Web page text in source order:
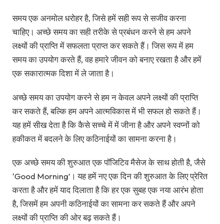
समय एक अनमोल धरोहर है, जिसे हमें सही रूप से सजीव करना
चाहिए। अच्छे समय का सही तरीके से प्रबंधन करने से हम अपने
लक्ष्यों की प्राप्ति में सफलता प्राप्त कर सकते हैं। जिस रूप में हम
समय का उपयोग करते हैं, वह हमारे जीवन को बनाए रखता है और हमें
एक सकारात्मक दिशा में ले जाता है।
अच्छे समय का उपयोग करने से हम न केवल अपने लक्ष्यों की प्राप्ति
कर सकते हैं, बल्कि हम अपने आत्मविकास में भी सफल हो सकते हैं।
यह हमें सीख देता है कि कैसे सच्चे में में जीना है और अपने स्वप्नों को
हकीकत में बदलने के लिए कठिनाईयों का सामना करना है।
एक अच्छे समय की शुरुआत एक पॉजिटिव मैसेज के साथ होती है, जैसे
‘Good Morning’। यह हमें नए एक दिन की शुरुआत के लिए प्रेरित
करता है और हमें याद दिलाता है कि हर एक सुबह एक नया आरंभ होता
है, जिसमें हम अपनी कठिनाईयों का सामना कर सकते हैं और अपने
लक्ष्यों की प्राप्ति की ओर बढ़ सकते हैं।